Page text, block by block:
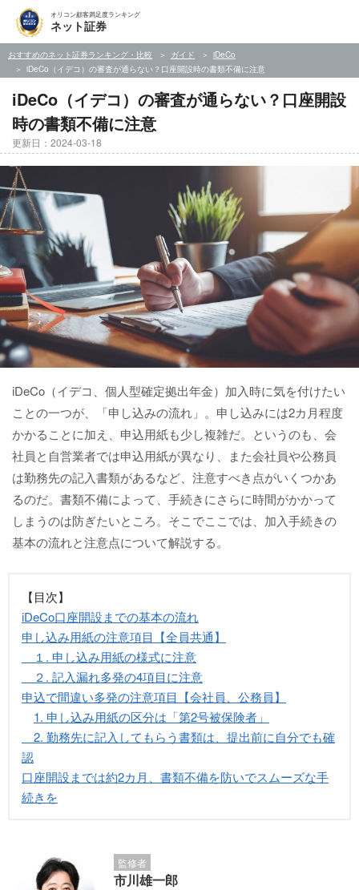
オリコン顧客満足度ランキング
ネット証券
おすすめのネット証券ランキング・比較 ガイド
iDeCo
iDeCo（イデコ）の審査が通らない？口座開設時の書類不備に注意
iDeCo（イデコ）の審査が通らない？口座開設
時の書類不備に注意
更新日：2024-03-18
iDeCo（イデコ、個人型確定拠出年金）加入時に気を付けたい
ことの一つが、「申し込みの流れ」。申し込みには2カ月程度
かかることに加え、申込用紙も少し複雑だ。というのも、会
社員と自営業者では申込用紙が異なり、また会社員や公務員
は勤務先の記入書類があるなど、注意すべき点がいくつかあ
るのだ。書類不備によって、手続きにさらに時間がかかって
しまうのは防ぎたいところ。そこでここでは、加入手続きの
基本の流れと注意点について解説する。
【目次】
iDeCo口座開設までの基本の流れ
申し込み用紙の注意項目【全員共通】
１. 申し込み用紙の様式に注意
２. 記入漏れ多発の4項目に注意
申込で間違い多発の注意項目【会社員、公務員】
1. 申し込み用紙の区分は「第2号被保険者」
2. 勤務先に記入してもらう書類は、提出前に自分でも確
認
口座開設までは約2カ月、書類不備を防いでスムーズな手
続きを
監修者
市川雄一郎